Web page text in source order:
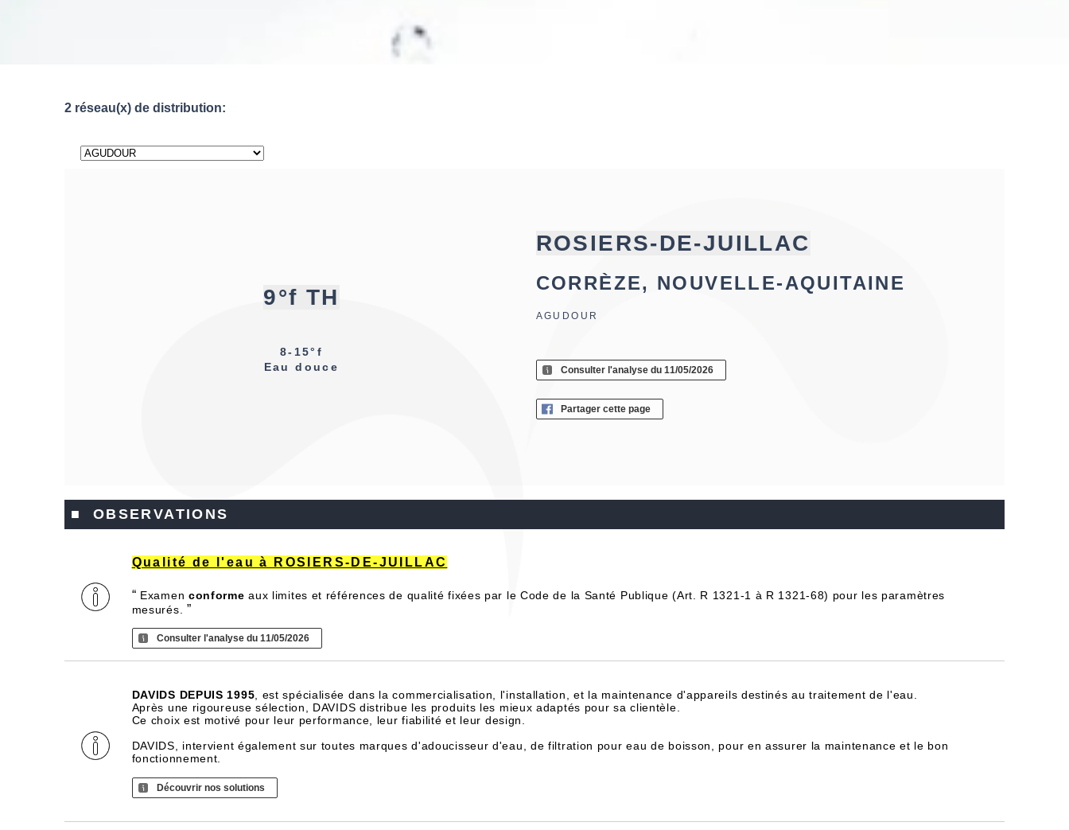
2 réseau(x) de distribution:
9°f TH
8-15°f
Eau douce
ROSIERS-DE-JUILLAC
CORRÈZE, NOUVELLE-AQUITAINE
AGUDOUR
Consulter l'analyse du 11/05/2026
Partager cette page
■ OBSERVATIONS
Qualité de l'eau à ROSIERS-DE-JUILLAC
“ Examen conforme aux limites et références de qualité fixées par le Code de la Santé Publique (Art. R 1321-1 à R 1321-68) pour les paramètres
mesurés. ”
Consulter l'analyse du 11/05/2026
DAVIDS DEPUIS 1995 , est spécialisée dans la commercialisation, l'installation, et la maintenance d'appareils destinés au traitement de l'eau.
Après une rigoureuse sélection, DAVIDS distribue les produits les mieux adaptés pour sa clientèle.
Ce choix est motivé pour leur performance, leur fiabilité et leur design.
DAVIDS, intervient également sur toutes marques d'adoucisseur d'eau, de filtration pour eau de boisson, pour en assurer la maintenance et le bon
fonctionnement.
Découvrir nos solutions